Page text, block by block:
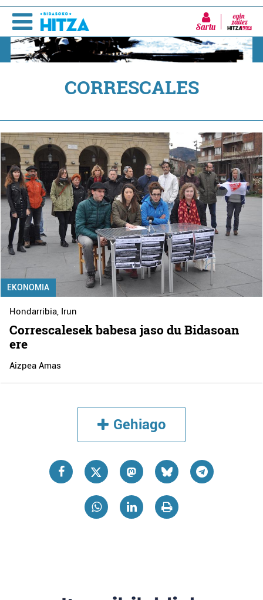
Sartu
CORRESCALES
EKONOMIA
Hondarribia, Irun
Correscalesek babesa jaso du Bidasoan
ere
Aizpea Amas
Gehiago